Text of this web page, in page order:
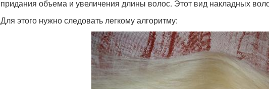
придания объема и увеличения длины волос. Этот вид накладных
Для этого нужно следовать легкому алгоритму: